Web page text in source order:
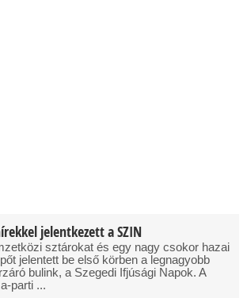
jelentkezett a SZIN
sztárokat és egy nagy csokor hazai
jelentett be első körben a legnagyobb
bulink, a Szegedi Ifjúsági Napok. A
parti ...